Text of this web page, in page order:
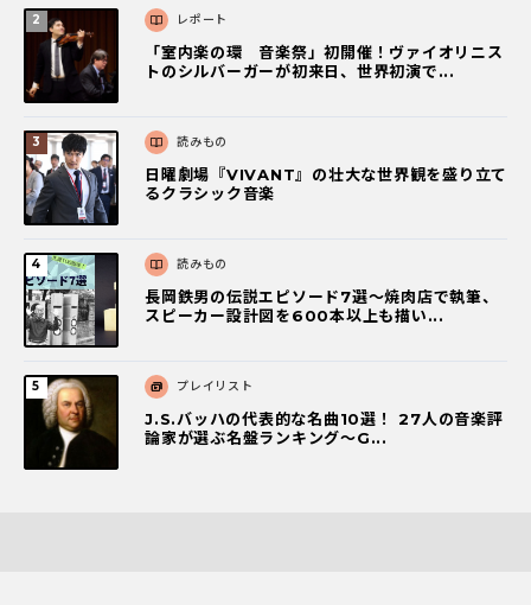
レポート
「室内楽の環 音楽祭」初開催！ヴァイオリニス
トのシルバーガーが初来日、世界初演で...
読みもの
日曜劇場『VIVANT』の壮大な世界観を盛り立て
るクラシック音楽
読みもの
長岡鉄男の伝説エピソード7選〜焼肉店で執筆、
スピーカー設計図を600本以上も描い...
プレイリスト
J.S.バッハの代表的な名曲10選！ 27人の音楽評
論家が選ぶ名盤ランキング〜G...